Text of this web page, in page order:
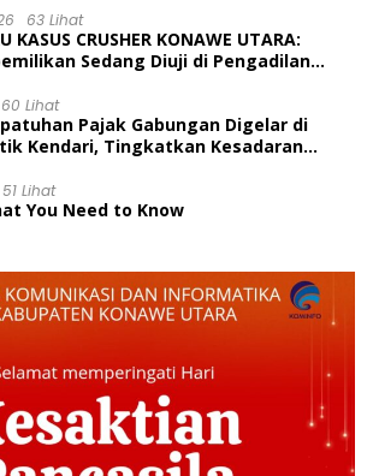
63 Lihat
KASUS CRUSHER KONAWE UTARA:
Sedang Diuji di Pengadilan
60 Lihat
Pajak Gabungan Digelar di
Kendari, Tingkatkan Kesadaran
51 Lihat
You Need to Know